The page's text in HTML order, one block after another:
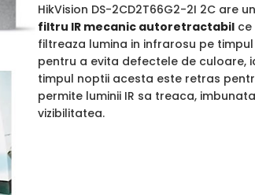
HikVision DS-2CD2T66G2-2I 2C are un
filtru IR mecanic autoretractabilce
filtreaza lumina in infrarosu pe timpul
pentru a evita defectele de culoare,
timpul noptii acesta este retras
permite luminii IR sa treaca,
vizibilitatea.